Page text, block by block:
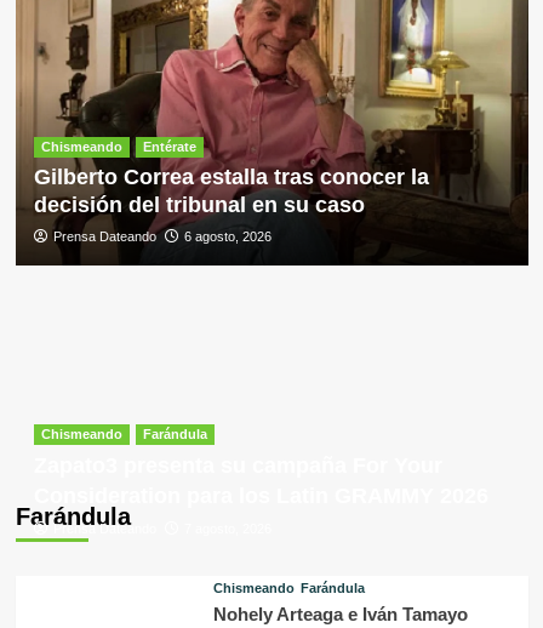
Chismeando Entérate
Gilberto Correa estalla tras conocer la
decisión del tribunal en su caso
Prensa Dateando 6 agosto, 2026
Farándula
Chismeando Farándula
Prensa Dateando
Chismeando Farándula
Nohely Arteaga e Iván Tamayo